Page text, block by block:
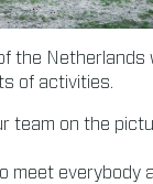
the Netherlands
of activities.
team on the
meet everybody